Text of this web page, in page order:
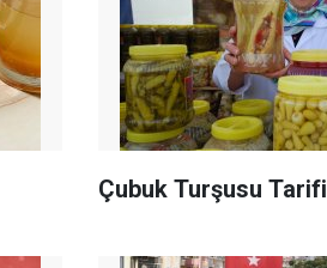
Çubuk Turşusu Tarifi